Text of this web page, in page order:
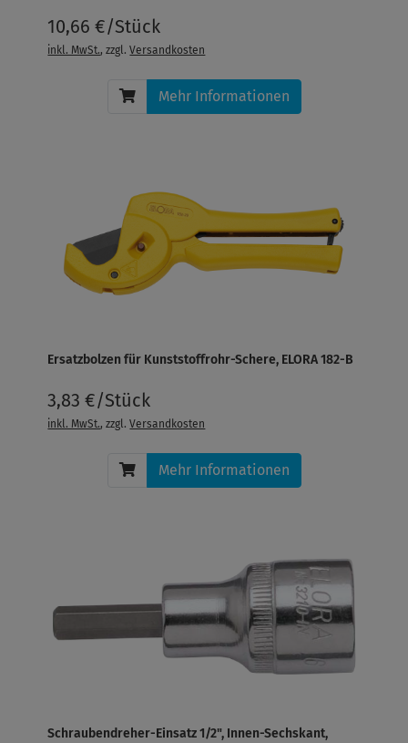
10,66 €/Stück
inkl. MwSt., zzgl.Versandkosten
Mehr Informationen
Ersatzbolzen für Kunststoffrohr-Schere, ELORA 182-B
3,83 €/Stück
inkl. MwSt., zzgl.Versandkosten
Mehr Informationen
Schraubendreher-Einsatz 1/2", Innen-Sechskant,